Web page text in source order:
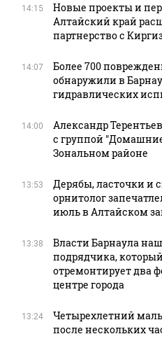
14:15
Новые проекты и
Алтайский край
партнерство с
14:07
Более 700
обнаружили в
гидравлических
14:00
Александр
с группой
Зональном районе
13:53
Дерябы, ласточки и
орнитолог
июль в Алтайском
13:38
Власти Барнаула
подрядчика, который
отремонтирует два
центре города
13:24
Четырехлетний
после нескольких